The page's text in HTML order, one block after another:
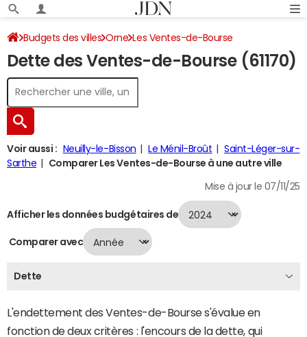
Budgets des villes Orne Les Ventes-de-Bourse
Dette au 31/12/2024
Dette des Ventes-de-Bourse (61170)
Voir aussi : Neuilly-le-Bisson Le Ménil-Broût
Saint-Léger-sur-
Sarthe
Comparer Les Ventes-de-Bourse à une autre ville
Mise à jour le 07/11/25
Afficher les données budgétaires de
Comparer avec
Dette
L'endettement des Ventes-de-Bourse s'évalue en
fonction de deux critères : l'encours de la dette, qui